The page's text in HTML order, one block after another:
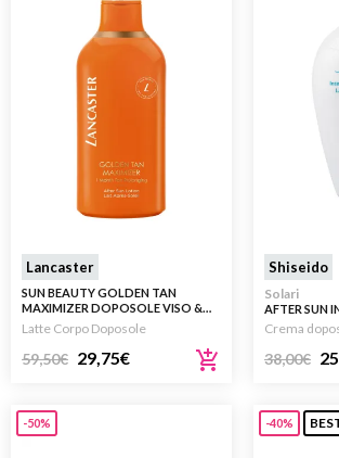
Lancaster
SUN BEAUTY GOLDEN TAN
MAXIMIZER DOPOSOLE VISO &
CORPO 400ML
Latte Corpo Doposole
59,50€ 29,75€
Shiseido
Solari
AFTER SUN
EMULSION
Crema
38,00€
-50% -40%